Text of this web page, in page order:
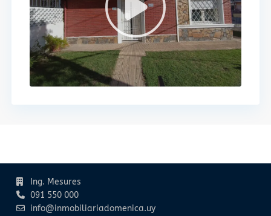
Ing. Mesures
091 550 000
info@inmobiliariadomenica.uy